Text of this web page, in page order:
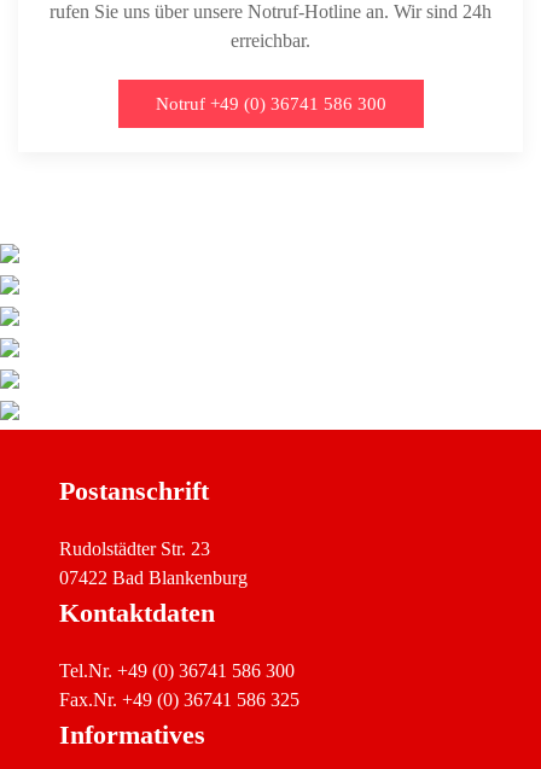
rufen Sie uns über unsere Notruf-Hotline an. Wir sind 24h
erreichbar.
Notruf +49 (0) 36741 586 300
Postanschrift
Rudolstädter Str. 23
07422 Bad Blankenburg
Kontaktdaten
Tel.Nr. +49 (0) 36741 586 300
Fax.Nr. +49 (0) 36741 586 325
Informatives